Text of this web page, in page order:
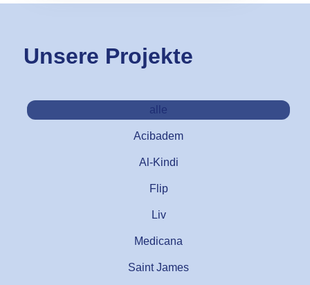
Unsere Projekte
alle
Acibadem
Al-Kindi
Flip
Liv
Medicana
Saint James